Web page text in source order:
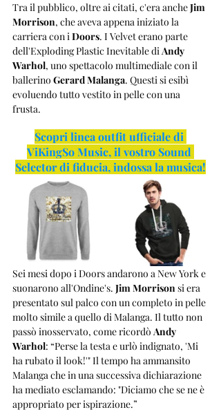
Tra il pubblico, oltre ai citati, c'era anche Jim
Morrison, che aveva appena iniziato la
carriera con i Doors. I Velvet erano parte
dell'Exploding Plastic Inevitable di Andy
Warhol, uno spettacolo multimediale con il
ballerino Gerard Malanga. Questi si esibì
evoluendo tutto vestito in pelle con una
frusta.
Scopri linea outfit ufficiale di
ViKingSo Music, il vostro Sound
Selector di fiducia, indossa la musica!
Sei mesi dopo i Doors andarono a New York e
suonarono all'Ondine's. Jim Morrison si era
presentato sul palco con un completo in pelle
molto simile a quello di Malanga. Il tutto non
passò inosservato, come ricordò Andy
Warhol: “Perse la testa e urlò indignato, 'Mi
ha rubato il look!'" Il tempo ha ammansito
Malanga che in una successiva dichiarazione
ha mediato esclamando: "Diciamo che se ne è
appropriato per ispirazione.”